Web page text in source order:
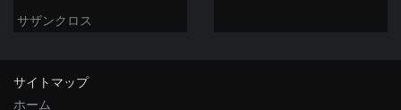
サザンクロス
サイトマップ
ホーム